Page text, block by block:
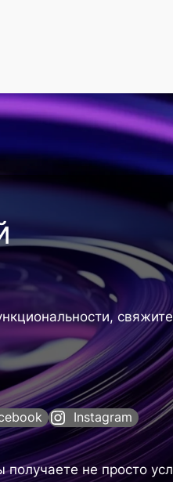
Instagram
не просто